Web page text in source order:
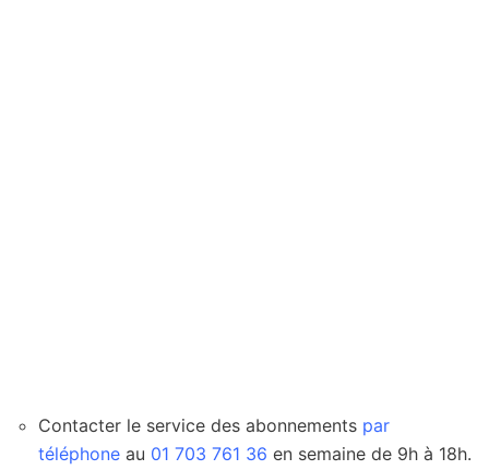
Contacter le service des abonnements par
téléphone au 01 703 761 36 en semaine de 9h à 18h.